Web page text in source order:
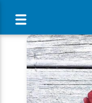
[There are no